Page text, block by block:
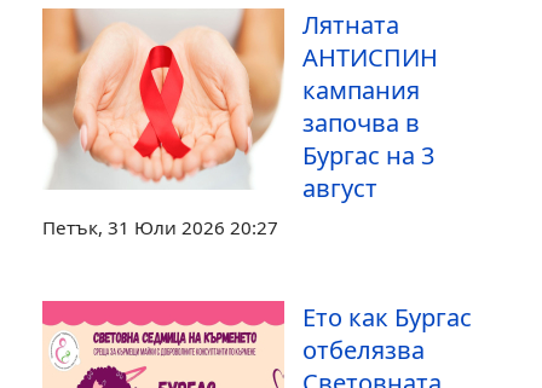
профилактичните прегледи в
Детската болница „Света Анастасия“
Понеделник, 03 август 2026 18:25
Лятната
АНТИСПИН